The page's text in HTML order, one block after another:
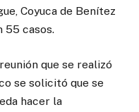
Coyuca de Benítez
55 casos.
que se realizó
se solicitó que se
hacer la